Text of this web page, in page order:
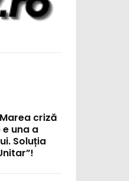
criză
una a
Soluția